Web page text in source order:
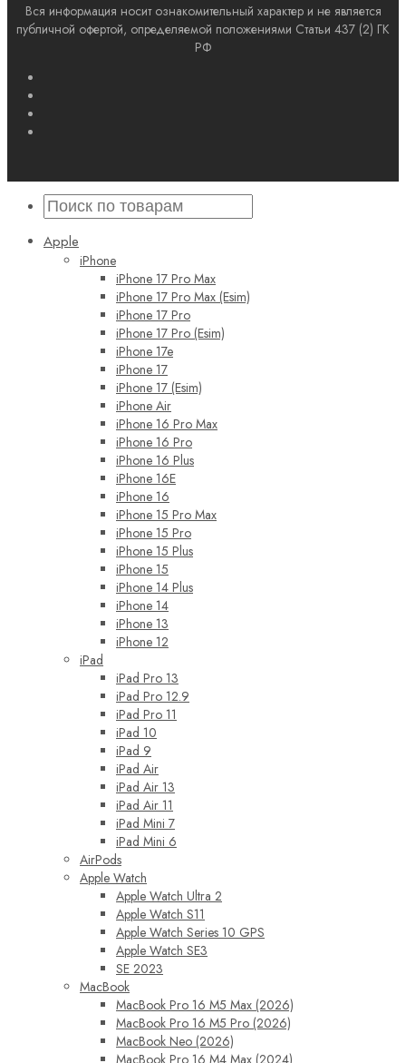
Вся информация носит ознакомительный характер и не является
публичной офертой, определяемой положениями Статьи 437 (2) ГК
РФ
Apple
iPhone
iPhone 17 Pro Max
iPhone 17 Pro Max (Esim)
iPhone 17 Pro
iPhone 17 Pro (Esim)
iPhone 17e
iPhone 17
iPhone 17 (Esim)
iPhone Air
iPhone 16 Pro Max
iPhone 16 Pro
iPhone 16 Plus
iPhone 16E
iPhone 16
iPhone 15 Pro Max
iPhone 15 Pro
iPhone 15 Plus
iPhone 15
iPhone 14 Plus
iPhone 14
iPhone 13
iPhone 12
iPad
iPad Pro 13
iPad Pro 12.9
iPad Pro 11
iPad 10
iPad 9
iPad Air
iPad Air 13
iPad Air 11
iPad Mini 7
iPad Mini 6
AirPods
Apple Watch
Apple Watch Ultra 2
Apple Watch S11
Apple Watch Series 10 GPS
Apple Watch SE3
SE 2023
MacBook
MacBook Pro 16 M5 Max (2026)
MacBook Pro 16 M5 Pro (2026)
MacBook Neo (2026)
MacBook Pro 16 M4 Max (2024)